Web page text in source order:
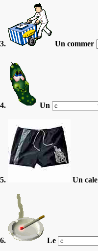
3. Un commer
4. Un
5. Un cale
6. Le